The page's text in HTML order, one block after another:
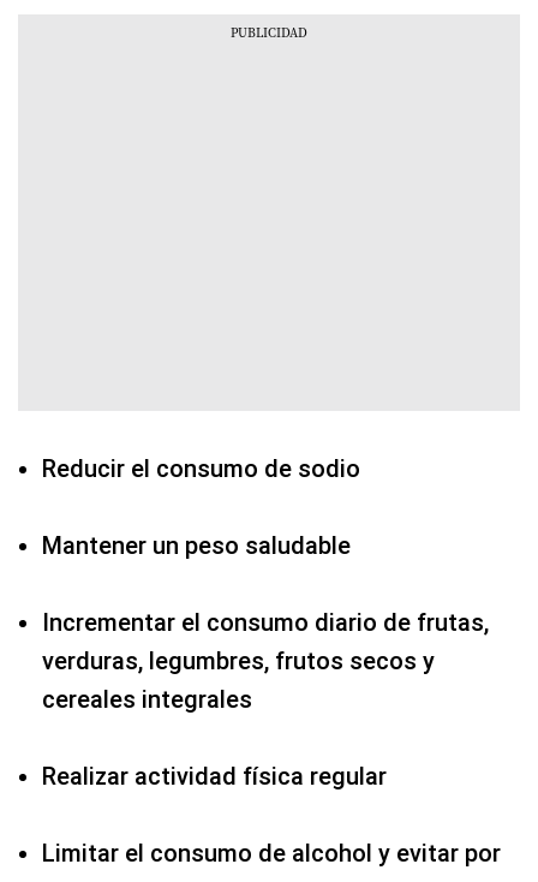
Reducir el consumo de sodio
Mantener un peso saludable
Incrementar el consumo diario de frutas,
verduras, legumbres, frutos secos y
cereales integrales
Realizar actividad física regular
Limitar el consumo de alcohol y evitar por